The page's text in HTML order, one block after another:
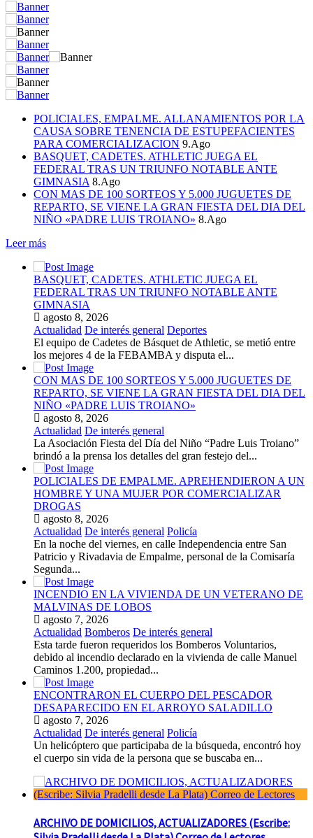
POLICIALES, EMPALME. ALLANAMIENTOS POR LA
CAUSA SOBRE TENENCIA DE ESTUPEFACIENTES
PARA COMERCIALIZACION 9.Ago
BASQUET, CADETES. ATHLETIC JUEGA EL
FEDERAL TRAS UN TRIUNFO NOTABLE ANTE
GIMNASIA 8.Ago
CON MAS DE 100 SORTEOS Y 5.000 JUGUETES DE
REPARTO, SE VIENE LA GRAN FIESTA DEL DIA DEL
NIÑO «PADRE LUIS TROIANO» 8.Ago
Leer más
BASQUET, CADETES. ATHLETIC JUEGA EL
FEDERAL TRAS UN TRIUNFO NOTABLE ANTE
GIMNASIA
agosto 8, 2026
Actualidad De interés general Deportes
El equipo de Cadetes de Básquet de Athletic, se metió entre
los mejores 4 de la FEBAMBA y disputa el...
CON MAS DE 100 SORTEOS Y 5.000 JUGUETES DE
REPARTO, SE VIENE LA GRAN FIESTA DEL DIA DEL
NIÑO «PADRE LUIS TROIANO»
agosto 8, 2026
Actualidad De interés general
La Asociación Fiesta del Día del Niño “Padre Luis Troiano”
brindó a la prensa los detalles del gran festejo del...
POLICIALES DE EMPALME. APREHENDIERON A UN
HOMBRE Y UNA MUJER POR COMERCIALIZAR
DROGAS
agosto 8, 2026
Actualidad De interés general Policía
En la noche del viernes, en calle Independencia entre San
Patricio y Rivadavia de Empalme, personal de la Comisaría
Segunda...
INCENDIO EN LA VIVIENDA DE UN VETERANO DE
MALVINAS DE LOBOS
agosto 7, 2026
Actualidad Bomberos De interés general
Esta tarde fueron requeridos los Bomberos Voluntarios,
debido al incendio declarado en la vivienda de calle Manuel
Caminos 1.200, propiedad...
ENCONTRARON EL CUERPO DEL PESCADOR
DESAPARECIDO EN EL ARROYO SALADILLO
agosto 7, 2026
Actualidad De interés general Policía
Un helicóptero que participaba de la búsqueda, encontró hoy
el cuerpo sin vida de la persona que se buscaba en...
ARCHIVO DE DOMICILIOS, ACTUALIZADORES (Escribe: